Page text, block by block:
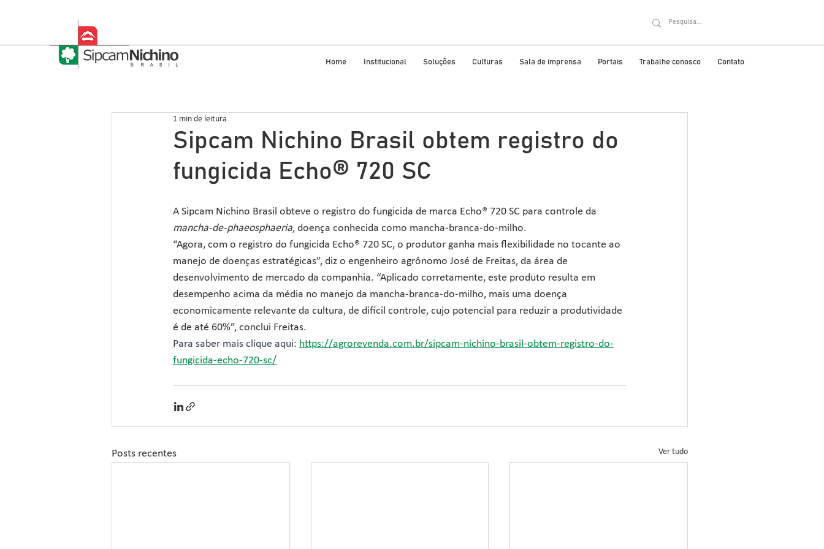
Home Institucional Soluções Culturas Sala de imprensa Portais Trabalhe conosco Contato
Sipcam Nichino Brasil obtem registro do
fungicida Echo® 720 SC
1 min de leitura
A Sipcam Nichino Brasil obteve o registro do fungicida de marca Echo® 720 SC para controle da
mancha-de-phaeosphaeria, doença conhecida como mancha-branca-do-milho.
“Agora, com o registro do fungicida Echo® 720 SC, o produtor ganha mais flexibilidade no tocante ao
manejo de doenças estratégicas”, diz o engenheiro agrônomo José de Freitas, da área de
desenvolvimento de mercado da companhia. “Aplicado corretamente, este produto resulta em
desempenho acima da média no manejo da mancha-branca-do-milho, mais uma doença
economicamente relevante da cultura, de difícil controle, cujo potencial para reduzir a produtividade
é de até 60%”, conclui Freitas.
Para saber mais clique aqui: https://agrorevenda.com.br/sipcam-nichino-brasil-obtem-registro-do-
fungicida-echo-720-sc/
Posts recentes Ver tudo